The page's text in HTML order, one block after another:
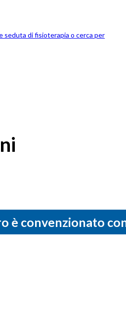
seduta di fisioterapia o cerca per
è convenzionato